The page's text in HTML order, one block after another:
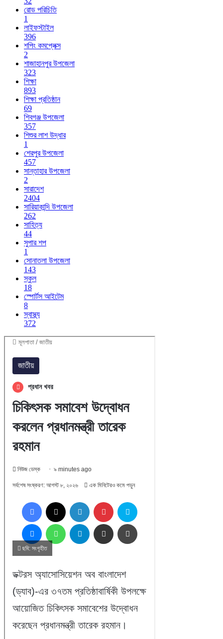
রোড পরিচিতি
1
লাইফস্টাইল
396
শপিং কমপ্লেক্স
2
শাজাহানপুর উপজেলা
323
শিক্ষা
893
শিক্ষা প্রতিষ্ঠান
69
শিবগঞ্জ উপজেলা
357
শিশুর লাশ উদ্ধার
1
শেরপুর উপজেলা
457
সান্তাহার উপজেলা
2
সারাদেশ
2404
সারিয়াকান্দি উপজেলা
262
সাহিত্য
44
সুপার শপ
1
সোনাতলা উপজেলা
143
স্কুল
18
স্পোর্টস আইটেম
8
স্বাস্থ্য
372